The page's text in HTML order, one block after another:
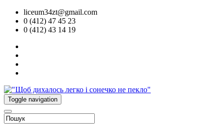
liceum34zt@gmail.com
0 (412) 47 45 23
0 (412) 43 14 19
Toggle navigation